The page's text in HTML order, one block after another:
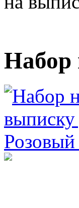
Набор